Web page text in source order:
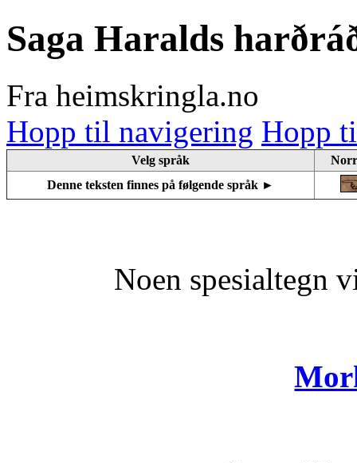
Saga Haralds
Fra heimskringla.no
Hopp til navigering Hopp
Velg språk
Denne teksten finnes på følgende språk ►
Noen spesialtegn